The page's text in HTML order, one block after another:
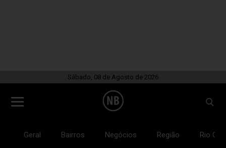
Sábado, 08 de Agosto de 2026
Geral Bairros Negócios Região Rio